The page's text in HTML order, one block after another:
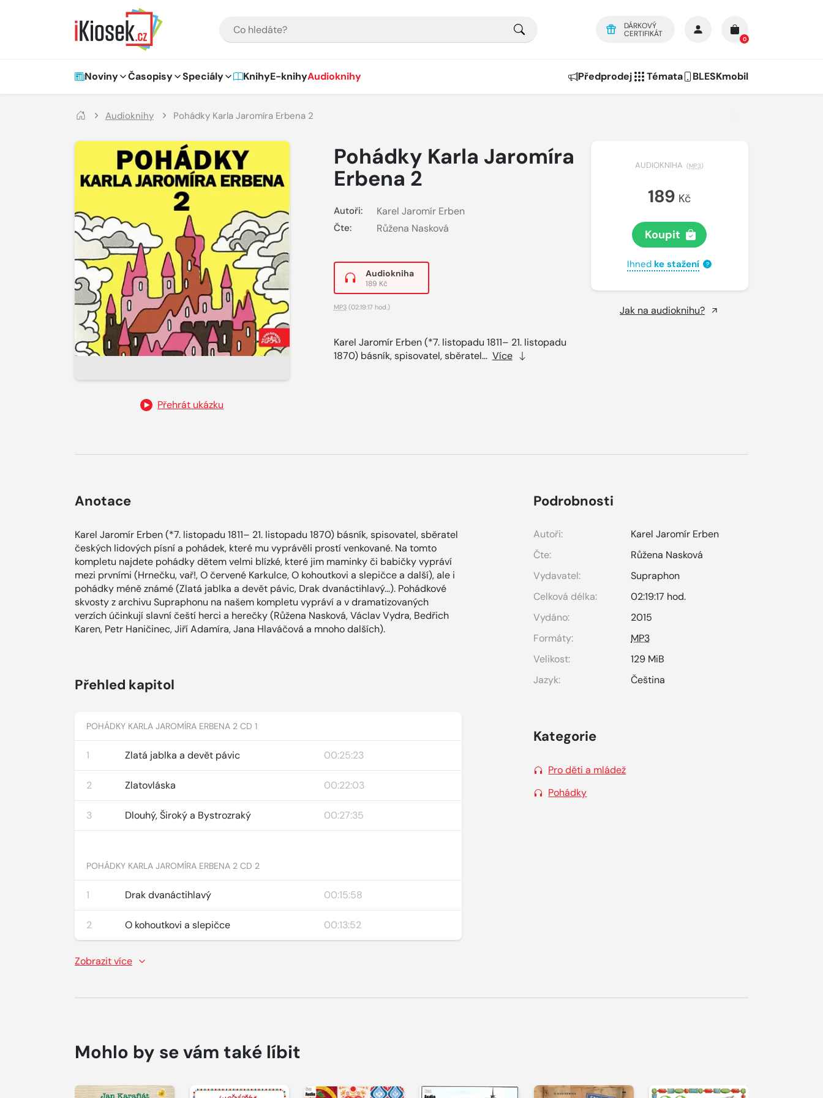
DÁRKOVÝ
CERTIFIKÁT
0
Hlavní navigace
Noviny Časopisy Speciály KnihyE-knihyAudioknihy Předprodej Témata BLESKmobil
Audioknihy Pohádky Karla Jaromíra Erbena 2
Přehrát ukázku
Pohádky Karla Jaromíra
Erbena 2
Autoři: Karel Jaromír Erben
Čte: Růžena Nasková
Audiokniha
189 Kč
MP3(02:19:17 hod.)
Karel Jaromír Erben (*7. listopadu 1811– 21. listopadu
1870) básník, spisovatel, sběratel... Více
AUDIOKNIHA (MP3)
189 Kč
Koupit
Ihned ke stažení ?
Jak na audioknihu?
Anotace
Karel Jaromír Erben (*7. listopadu 1811– 21. listopadu 1870) básník, spisovatel, sběratel
českých lidových písní a pohádek, které mu vyprávěli prostí venkované. Na tomto
kompletu najdete pohádky dětem velmi blízké, které jim maminky či babičky vypráví
mezi prvními (Hrnečku, vař!, O červené Karkulce, O kohoutkovi a slepičce a další), ale i
pohádky méně známé (Zlatá jablka a devět pávic, Drak dvanáctihlavý...). Pohádkové
skvosty z archivu Supraphonu na našem kompletu vypráví a v dramatizovaných
verzích účinkují slavní čeští herci a herečky (Růžena Nasková, Václav Vydra, Bedřich
Karen, Petr Haničinec, Jiří Adamíra, Jana Hlaváčová a mnoho dalších).
Přehled kapitol
POHÁDKY KARLA JAROMÍRA ERBENA 2 CD 1
1 Zlatá jablka a devět pávic 00:25:23
2 Zlatovláska 00:22:03
3 Dlouhý, Široký a Bystrozraký 00:27:35
POHÁDKY KARLA JAROMÍRA ERBENA 2 CD 2
1 Drak dvanáctihlavý 00:15:58
2 O kohoutkovi a slepičce 00:13:52
Zobrazit více
Podrobnosti
Autoři:
Karel Jaromír Erben
Čte:
Růžena Nasková
Vydavatel:
Supraphon
Celková délka:
02:19:17 hod.
Vydáno:
2015
Formáty:
MP3
Velikost:
129 MiB
Jazyk:
Čeština
Kategorie
Pro děti a mládež
Pohádky
Mohlo by se vám také líbit